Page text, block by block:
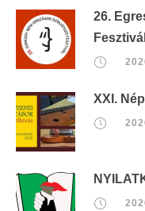
26.
Fesztivál
XXI.